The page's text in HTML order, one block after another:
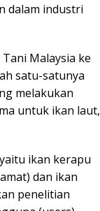
dalam industri
Malaysia ke
satu-satunya
melakukan
untuk ikan laut,
ikan kerapu
dan ikan
penelitian